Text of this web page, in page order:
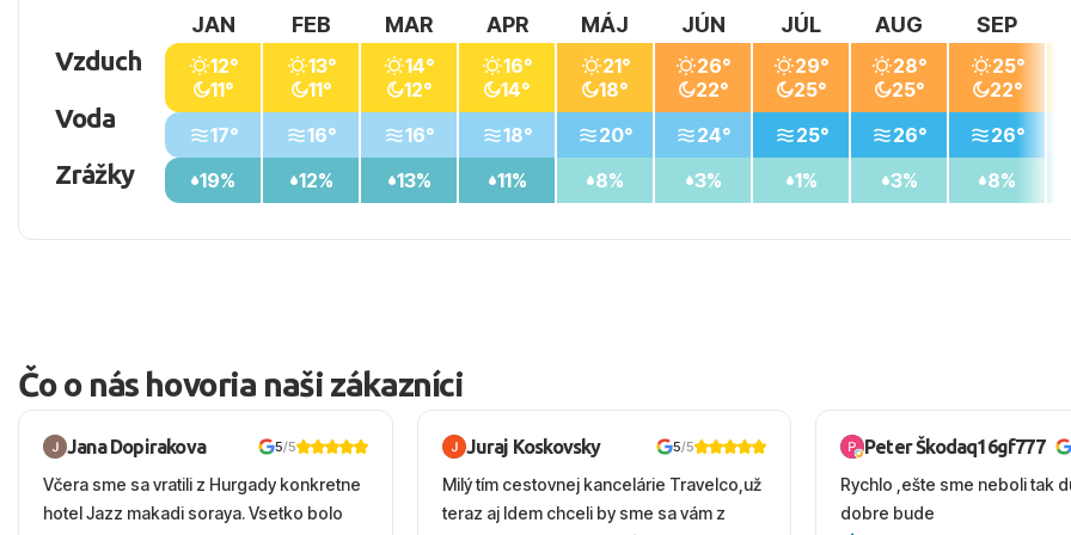
Vzduch
Voda
Zrážky
JAN
12°
11°
17°
19%
FEB
13°
11°
16°
12%
MAR
14°
12°
16°
13%
APR
16°
14°
18°
11%
MÁJ
21°
18°
20°
8%
JÚN
26°
22°
24°
3%
JÚL
29°
25°
25°
1%
AUG
28°
25°
26°
3%
SEP
25°
22°
26°
8%
Čo o nás hovoria naši zákazníci
Jana Dopirakova 5/5
Včera sme sa vratili z Hurgady konkretne
hotel Jazz makadi soraya. Vsetko bolo
Juraj Koskovsky 5/5
Milý tím cestovnej kancelárie Travelco,už
teraz aj Idem chceli by sme sa vám z
Peter Škodaq16gf777
Rychlo ,ešte sme neboli tak
dobre bude